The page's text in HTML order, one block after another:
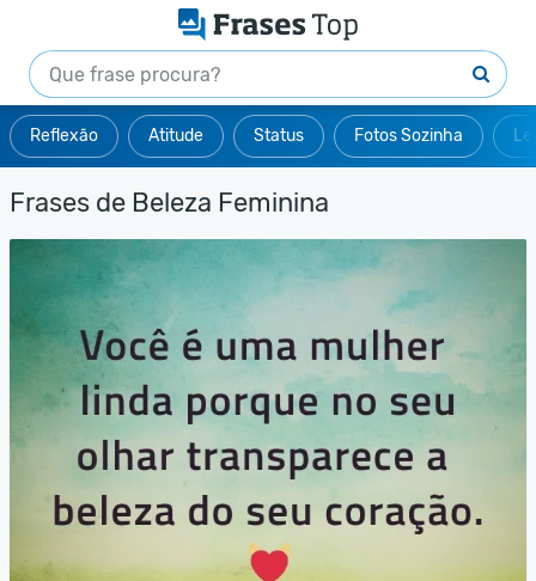
Reflexão Atitude Status Fotos Sozinha
Frases de Beleza Feminina